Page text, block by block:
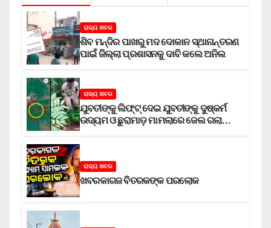
ରାଜ୍ୟ ଖବର
ଶିବ ମନ୍ଦିର ପାଖରୁ ମଦ ଦୋକାନ ସ୍ଥାନାନ୍ତରଣ
ପାଇଁ ଜିଲ୍ଲା ପ୍ରଶାସନକୁ ଦାବି କଲେ ଅନିଲ
ରାଜ୍ୟ ଖବର
ଯୁବତୀଙ୍କୁ ଲିଫ୍‌ଟ୍‌ ଦେଇ ଯୁବତୀଙ୍କୁ ଦୁଷ୍କର୍ମ
ଉଦ୍ୟମ ଓ ଛୁରାମାଡ଼ ମାମଲାରେ ଜେଲ ଗଲା
ରାଜ୍ୟ ଖବର
ଖବରକାଗଜ ବିତରକଙ୍କ ପରଲୋକ